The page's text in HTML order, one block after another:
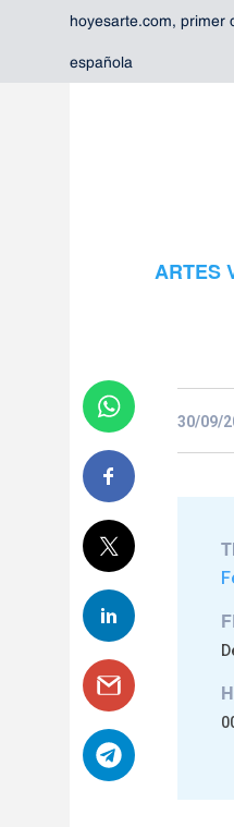
hoyesarte.com, primer
española
ARTES
30/09/